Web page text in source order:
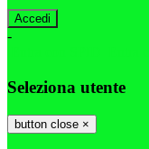
-
Seleziona utente
button close ×